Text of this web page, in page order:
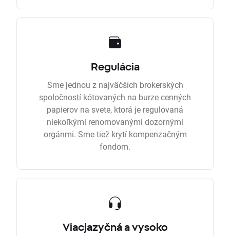
Regulácia
Sme jednou z najväčších brokerských
spoločností kótovaných na burze cenných
papierov na svete, ktorá je regulovaná
niekoľkými renomovanými dozornými
orgánmi. Sme tiež krytí kompenzačným
fondom.
Viacjazyčná a vysoko